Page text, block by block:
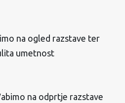
na ogled razstave ter
umetnost
na odprtje razstave